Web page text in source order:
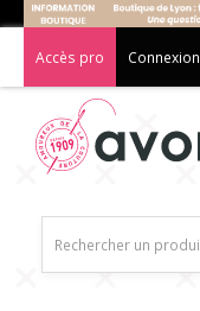
Accès pro Connexion